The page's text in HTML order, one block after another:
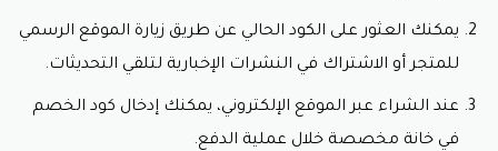
خصم امريكان ايجل.
ما هي الدول التي توفر منتجات متجر
أمريكان ايجل
يمكنك العثور على الكود الحالي عن طريق زيارة الموقع الرسمي
للمتجر أو الاشتراك في النشرات الإخبارية لتلقي التحديثات.
عند الشراء عبر الموقع الإلكتروني، يمكنك إدخال كود الخصم
في خانة مخصصة خلال عملية الدفع.